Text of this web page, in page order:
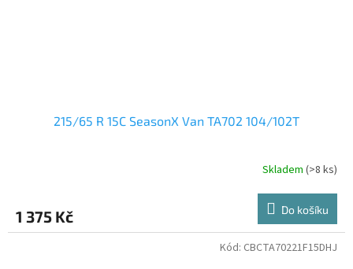
215/65 R 15C SeasonX Van TA702 104/102T
Skladem (>8 ks)
1 375 Kč Do košíku
Kód: CBCTA70221F15DHJ